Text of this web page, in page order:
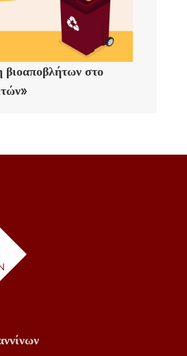
βιοαποβλήτων στο